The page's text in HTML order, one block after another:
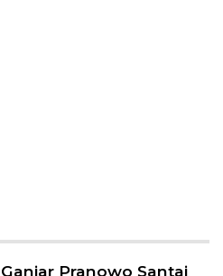
Ganjar Pranowo Santai